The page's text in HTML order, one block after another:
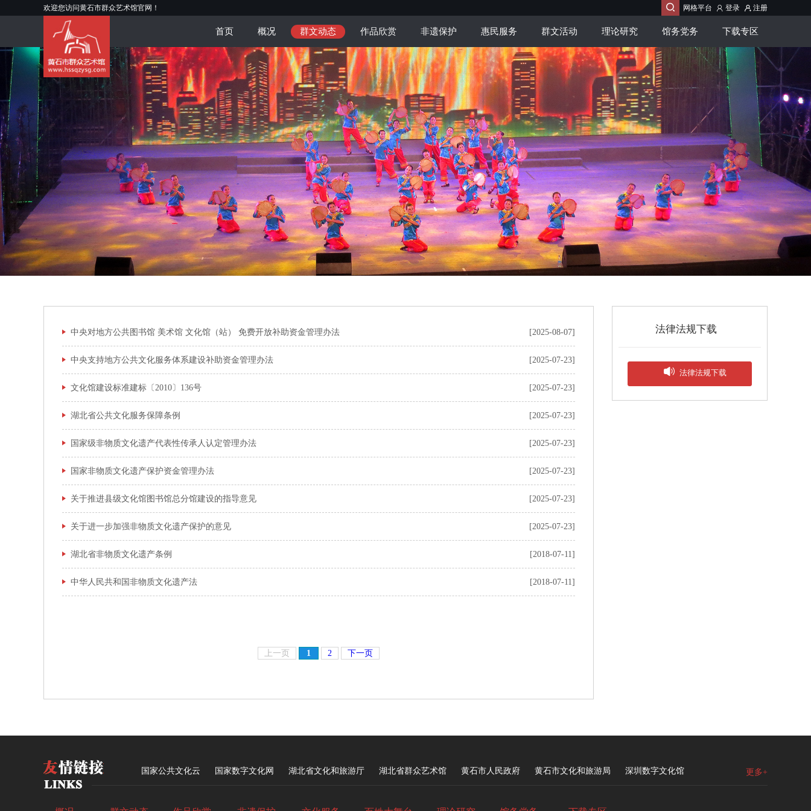
欢迎您访问黄石市群众艺术馆官网！  网格平台 登录 注册
首页 概况 群文动态 作品欣赏 非遗保护 惠民服务 群文活动 理论研究 馆务党务 下载专区
中央对地方公共图书馆 美术馆 文化馆（站） 免费开放补助资金管理办法 [2025-08-07]
中央支持地方公共文化服务体系建设补助资金管理办法 [2025-07-23]
文化馆建设标准建标〔2010〕136号 [2025-07-23]
湖北省公共文化服务保障条例 [2025-07-23]
国家级非物质文化遗产代表性传承人认定管理办法 [2025-07-23]
国家非物质文化遗产保护资金管理办法 [2025-07-23]
关于推进县级文化馆图书馆总分馆建设的指导意见 [2025-07-23]
关于进一步加强非物质文化遗产保护的意见 [2025-07-23]
湖北省非物质文化遗产条例 [2018-07-11]
中华人民共和国非物质文化遗产法 [2018-07-11]
上一页 1 2 下一页
法律法规下载
 法律法规下载
更多+
国家公共文化云 国家数字文化网 湖北省文化和旅游厅 湖北省群众艺术馆 黄石市人民政府 黄石市文化和旅游局 深圳数字文化馆